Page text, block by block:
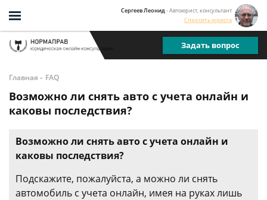
Сергеев Леонид - Автоюрист, консультант
Спросить юриста
Задать вопрос
Главная - FAQ
Возможно ли снять авто с учета онлайн и
каковы последствия?
Возможно ли снять авто с учета онлайн и
каковы последствия?
Подскажите, пожалуйста, а можно ли снять
автомобиль с учета онлайн, имея на руках лишь